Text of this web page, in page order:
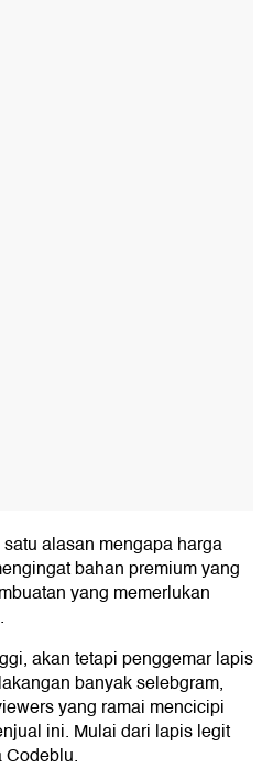
alasan mengapa harga
bahan premium yang
yang memerlukan
akan tetapi penggemar lapis
banyak selebgram,
yang ramai mencicipi
ini. Mulai dari lapis legit
Codeblu.